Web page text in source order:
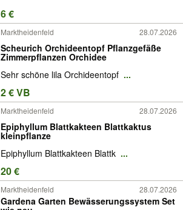
6 €
Marktheidenfeld 28.07.2026
Scheurich Orchideentopf Pflanzgefäße
Zimmerpflanzen Orchidee
Sehr schöne lila Orchideentopf ...
2 € VB
Marktheidenfeld 28.07.2026
Epiphyllum Blattkakteen Blattkaktus
kleinpflanze
Epiphyllum Blattkakteen Blattk ...
20 €
Marktheidenfeld 28.07.2026
Gardena Garten Bewässerungssystem Set